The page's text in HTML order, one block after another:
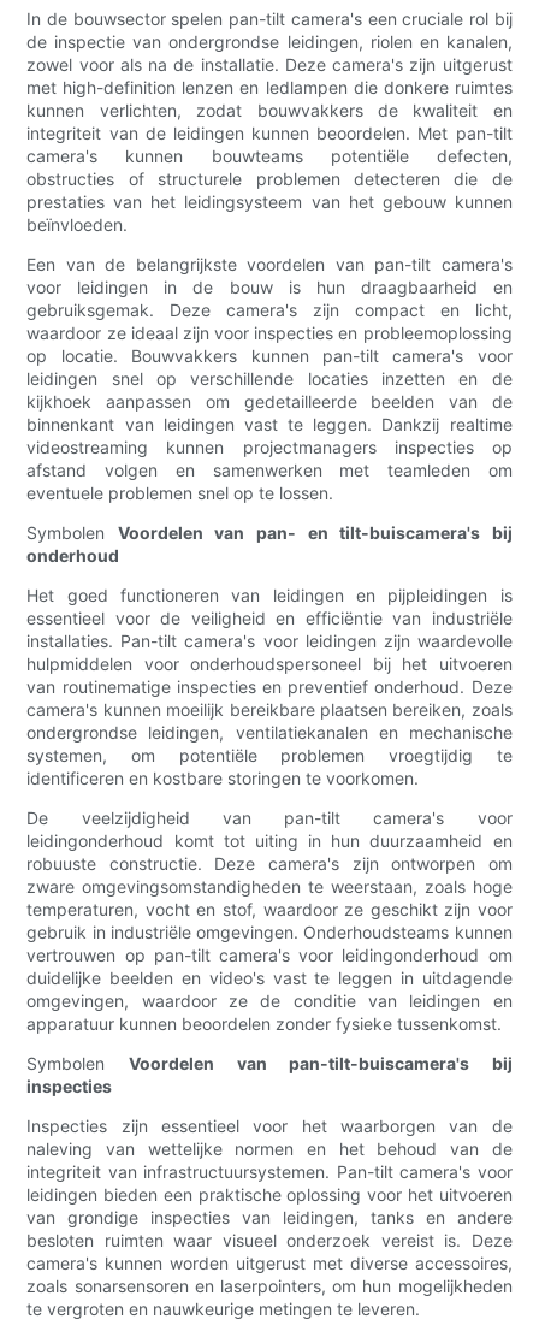
In de bouwsector spelen pan-tilt camera's een cruciale rol bij
de inspectie van ondergrondse leidingen, riolen en kanalen,
zowel voor als na de installatie. Deze camera's zijn uitgerust
met high-definition lenzen en ledlampen die donkere ruimtes
kunnen verlichten, zodat bouwvakkers de kwaliteit en
integriteit van de leidingen kunnen beoordelen. Met pan-tilt
camera's kunnen bouwteams potentiële defecten,
obstructies of structurele problemen detecteren die de
prestaties van het leidingsysteem van het gebouw kunnen
beïnvloeden.
Een van de belangrijkste voordelen van pan-tilt camera's
voor leidingen in de bouw is hun draagbaarheid en
gebruiksgemak. Deze camera's zijn compact en licht,
waardoor ze ideaal zijn voor inspecties en probleemoplossing
op locatie. Bouwvakkers kunnen pan-tilt camera's voor
leidingen snel op verschillende locaties inzetten en de
kijkhoek aanpassen om gedetailleerde beelden van de
binnenkant van leidingen vast te leggen. Dankzij realtime
videostreaming kunnen projectmanagers inspecties op
afstand volgen en samenwerken met teamleden om
eventuele problemen snel op te lossen.
Symbolen Voordelen van pan- en tilt-buiscamera's bij
onderhoud
Het goed functioneren van leidingen en pijpleidingen is
essentieel voor de veiligheid en efficiëntie van industriële
installaties. Pan-tilt camera's voor leidingen zijn waardevolle
hulpmiddelen voor onderhoudspersoneel bij het uitvoeren
van routinematige inspecties en preventief onderhoud. Deze
camera's kunnen moeilijk bereikbare plaatsen bereiken, zoals
ondergrondse leidingen, ventilatiekanalen en mechanische
systemen, om potentiële problemen vroegtijdig te
identificeren en kostbare storingen te voorkomen.
De veelzijdigheid van pan-tilt camera's voor
leidingonderhoud komt tot uiting in hun duurzaamheid en
robuuste constructie. Deze camera's zijn ontworpen om
zware omgevingsomstandigheden te weerstaan, zoals hoge
temperaturen, vocht en stof, waardoor ze geschikt zijn voor
gebruik in industriële omgevingen. Onderhoudsteams kunnen
vertrouwen op pan-tilt camera's voor leidingonderhoud om
duidelijke beelden en video's vast te leggen in uitdagende
omgevingen, waardoor ze de conditie van leidingen en
apparatuur kunnen beoordelen zonder fysieke tussenkomst.
Symbolen Voordelen van pan-tilt-buiscamera's bij
inspecties
Inspecties zijn essentieel voor het waarborgen van de
naleving van wettelijke normen en het behoud van de
integriteit van infrastructuursystemen. Pan-tilt camera's voor
leidingen bieden een praktische oplossing voor het uitvoeren
van grondige inspecties van leidingen, tanks en andere
besloten ruimten waar visueel onderzoek vereist is. Deze
camera's kunnen worden uitgerust met diverse accessoires,
zoals sonarsensoren en laserpointers, om hun mogelijkheden
te vergroten en nauwkeurige metingen te leveren.